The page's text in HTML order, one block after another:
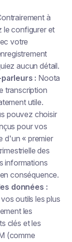
à
le configurer et
votre
aucun détail.
: Noota
transcription
utile.
pouvez choisir
pour vos
d'un « premier
des
informations
conséquence.
données :
outils les plus
les
clés et les
(comme